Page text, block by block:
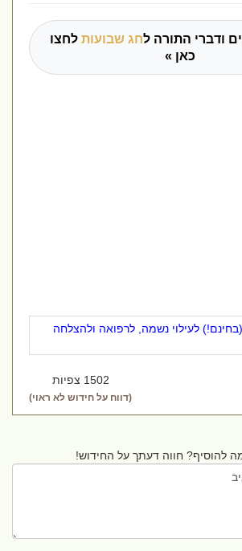
ודברי התורה לחג שבועותלחצו
כאן »
לעילוי נשמה, לרפואה ולהצלחה
1502 צפיות
(דווח על חידוש לא ראוי)
חווה דעתך על החידוש!